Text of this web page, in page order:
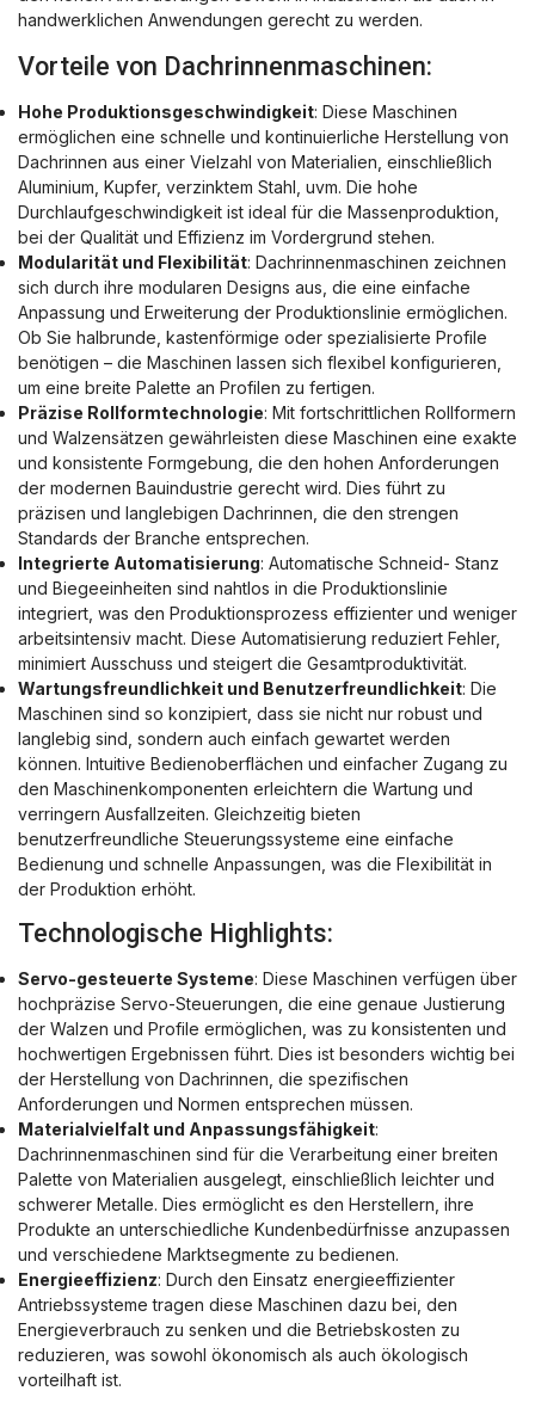
handwerklichen Anwendungen gerecht zu werden.
Vorteile von Dachrinnenmaschinen:
Hohe Produktionsgeschwindigkeit: Diese Maschinen
ermöglichen eine schnelle und kontinuierliche Herstellung von
Dachrinnen aus einer Vielzahl von Materialien, einschließlich
Aluminium, Kupfer, verzinktem Stahl, uvm. Die hohe
Durchlaufgeschwindigkeit ist ideal für die Massenproduktion,
bei der Qualität und Effizienz im Vordergrund stehen.
Modularität und Flexibilität: Dachrinnenmaschinen zeichnen
sich durch ihre modularen Designs aus, die eine einfache
Anpassung und Erweiterung der Produktionslinie ermöglichen.
Ob Sie halbrunde, kastenförmige oder spezialisierte Profile
benötigen – die Maschinen lassen sich flexibel konfigurieren,
um eine breite Palette an Profilen zu fertigen.
Präzise Rollformtechnologie: Mit fortschrittlichen Rollformern
und Walzensätzen gewährleisten diese Maschinen eine exakte
und konsistente Formgebung, die den hohen Anforderungen
der modernen Bauindustrie gerecht wird. Dies führt zu
präzisen und langlebigen Dachrinnen, die den strengen
Standards der Branche entsprechen.
Integrierte Automatisierung: Automatische Schneid- Stanz
und Biegeeinheiten sind nahtlos in die Produktionslinie
integriert, was den Produktionsprozess effizienter und weniger
arbeitsintensiv macht. Diese Automatisierung reduziert Fehler,
minimiert Ausschuss und steigert die Gesamtproduktivität.
Wartungsfreundlichkeit und Benutzerfreundlichkeit: Die
Maschinen sind so konzipiert, dass sie nicht nur robust und
langlebig sind, sondern auch einfach gewartet werden
können. Intuitive Bedienoberflächen und einfacher Zugang zu
den Maschinenkomponenten erleichtern die Wartung und
verringern Ausfallzeiten. Gleichzeitig bieten
benutzerfreundliche Steuerungssysteme eine einfache
Bedienung und schnelle Anpassungen, was die Flexibilität in
der Produktion erhöht.
Technologische Highlights:
Servo-gesteuerte Systeme: Diese Maschinen verfügen über
hochpräzise Servo-Steuerungen, die eine genaue Justierung
der Walzen und Profile ermöglichen, was zu konsistenten und
hochwertigen Ergebnissen führt. Dies ist besonders wichtig bei
der Herstellung von Dachrinnen, die spezifischen
Anforderungen und Normen entsprechen müssen.
Materialvielfalt und Anpassungsfähigkeit:
Dachrinnenmaschinen sind für die Verarbeitung einer breiten
Palette von Materialien ausgelegt, einschließlich leichter und
schwerer Metalle. Dies ermöglicht es den Herstellern, ihre
Produkte an unterschiedliche Kundenbedürfnisse anzupassen
und verschiedene Marktsegmente zu bedienen.
Energieeffizienz: Durch den Einsatz energieeffizienter
Antriebssysteme tragen diese Maschinen dazu bei, den
Energieverbrauch zu senken und die Betriebskosten zu
reduzieren, was sowohl ökonomisch als auch ökologisch
vorteilhaft ist.